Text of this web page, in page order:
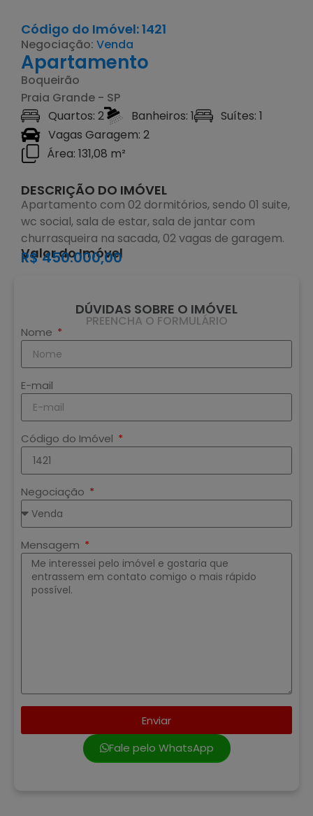
Código do Imóvel: 1421
Negociação: Venda
Apartamento
Boqueirão
Praia Grande - SP
Quartos: 2
Banheiros: 1
Suítes: 1
Vagas Garagem: 2
Área: 131,08 m²
DESCRIÇÃO DO IMÓVEL
Apartamento com 02 dormitórios, sendo 01 suite,
wc social, sala de estar, sala de jantar com
churrasqueira na sacada, 02 vagas de garagem.
Valor do Imóvel
R$ 450.000,00
DÚVIDAS SOBRE O IMÓVEL
PREENCHA O FORMULÁRIO
Nome
E-mail
Código do Imóvel
Negociação
Mensagem
Enviar
Fale pelo WhatsApp